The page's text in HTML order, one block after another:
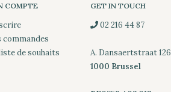
COMPTE
commandes
de souhaits
GET IN TOUCH
02 216 44 87
A. Dansaertstraat 126
1000 Brussel